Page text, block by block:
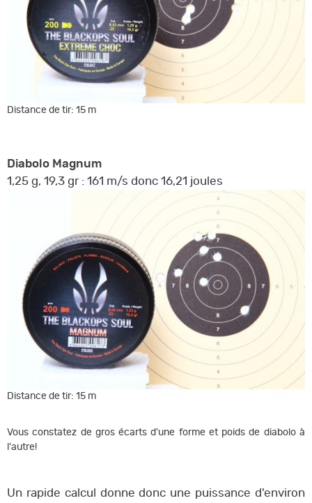
Distance de tir: 15 m
Diabolo Magnum
1,25 g, 19,3 gr : 161 m/s donc 16,21 joules
Distance de tir: 15 m
Vous constatez de gros écarts d'une forme et poids de diabolo à
l'autre!
Un rapide calcul donne donc une puissance d'environ